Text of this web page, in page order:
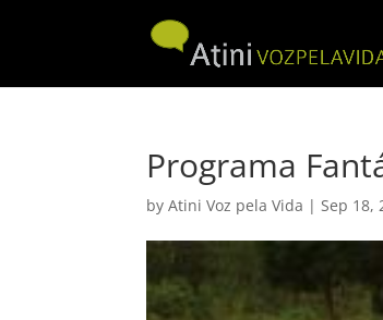
Programa
byAtini Voz pela Vida |Sep 18,